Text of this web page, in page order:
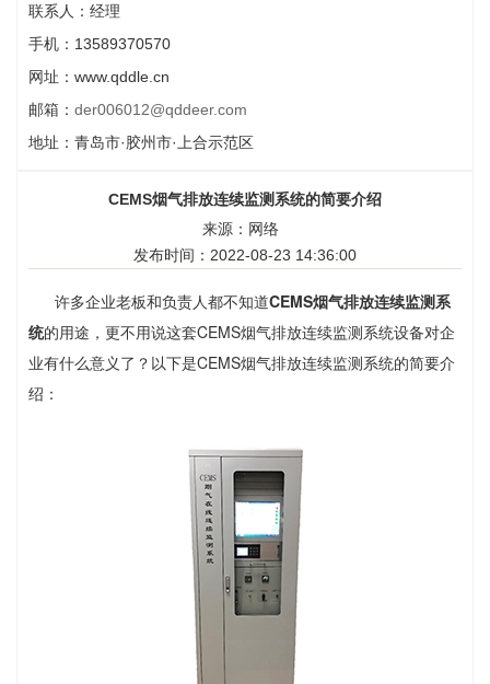
联系人：经理
手机：13589370570
网址：www.qddle.cn
邮箱： der006012@qddeer.com
地址：青岛市·胶州市·上合示范区
CEMS烟气排放连续监测系统的简要介绍
来源：网络
发布时间：2022-08-23 14:36:00
许多企业老板和负责人都不知道CEMS烟气排放连续监测系
统的用途，更不用说这套CEMS烟气排放连续监测系统设备对企
业有什么意义了？以下是CEMS烟气排放连续监测系统的简要介
绍：